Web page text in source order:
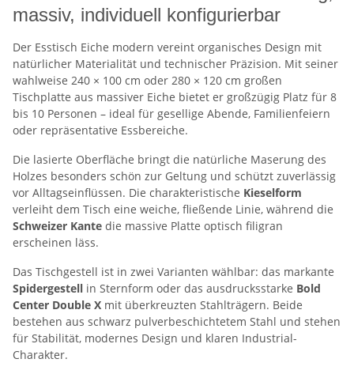
massiv, individuell konfigurierbar
Der Esstisch Eiche modern vereint organisches Design mit
natürlicher Materialität und technischer Präzision. Mit seiner
wahlweise 240 × 100 cm oder 280 × 120 cm großen
Tischplatte aus massiver Eiche bietet er großzügig Platz für 8
bis 10 Personen – ideal für gesellige Abende, Familienfeiern
oder repräsentative Essbereiche.
Die lasierte Oberfläche bringt die natürliche Maserung des
Holzes besonders schön zur Geltung und schützt zuverlässig
vor Alltagseinflüssen. Die charakteristische Kieselform
verleiht dem Tisch eine weiche, fließende Linie, während die
Schweizer Kante die massive Platte optisch filigran
erscheinen läss.
Das Tischgestell ist in zwei Varianten wählbar: das markante
Spidergestell in Sternform oder das ausdrucksstarke Bold
Center Double X mit überkreuzten Stahlträgern. Beide
bestehen aus schwarz pulverbeschichtetem Stahl und stehen
für Stabilität, modernes Design und klaren Industrial-
Charakter.